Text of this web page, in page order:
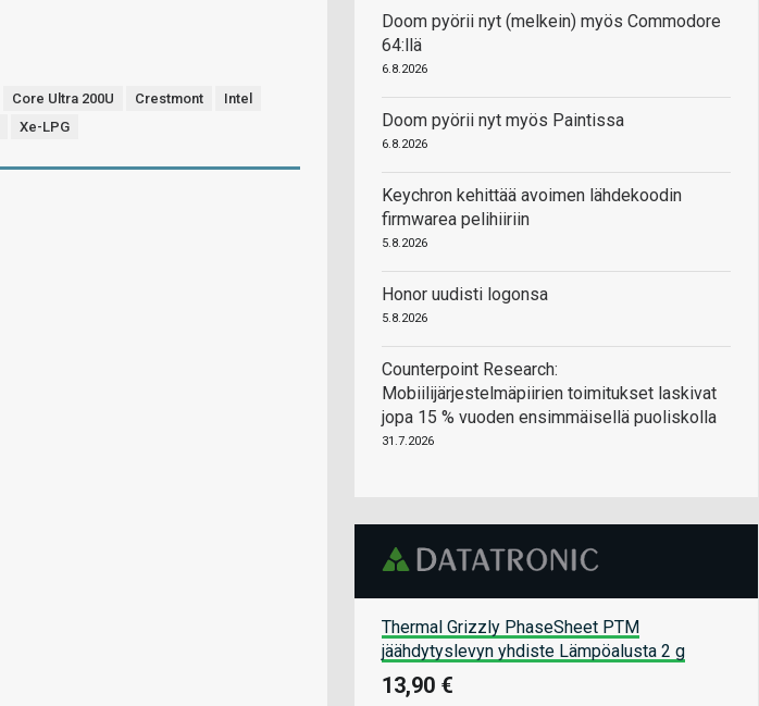
Core Ultra 200U Crestmont
Intel
Xe-LPG
Doom pyörii nyt (melkein) myös Commodore
64:llä
6.8.2026
Doom pyörii nyt myös Paintissa
6.8.2026
Keychron kehittää avoimen lähdekoodin
firmwarea pelihiiriin
5.8.2026
Honor uudisti logonsa
5.8.2026
Counterpoint Research:
Mobiilijärjestelmäpiirien toimitukset laskivat
jopa 15 % vuoden ensimmäisellä puoliskolla
31.7.2026
Thermal Grizzly PhaseSheet PTM
jäähdytyslevyn yhdiste Lämpöalusta 2 g
13,90 €